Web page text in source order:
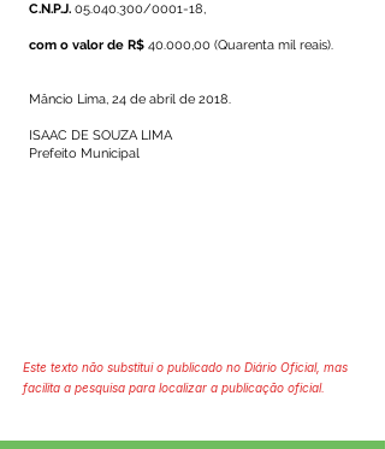
C.N.P.J. 05.040.300/0001-18,
com o valor de R$ 40.000,00 (Quarenta mil reais).
Mâncio Lima, 24 de abril de 2018.
ISAAC DE SOUZA LIMA
Prefeito Municipal
Este texto não substitui o publicado no Diário Oficial, mas
facilita a pesquisa para localizar a publicação oficial.